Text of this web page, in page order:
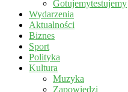
Gotujemytestujemy
Wydarzenia
Aktualności
Biznes
Sport
Polityka
Kultura
Muzyka
Zapowiedzi